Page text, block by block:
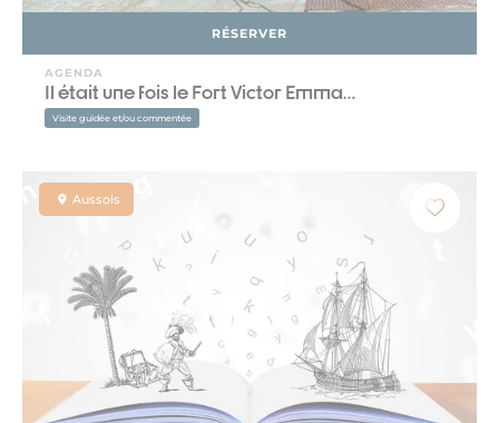
RÉSERVER
AGENDA
Il était une fois le Fort Victor Emma…
Visite guidée et/ou commentée
Aussois